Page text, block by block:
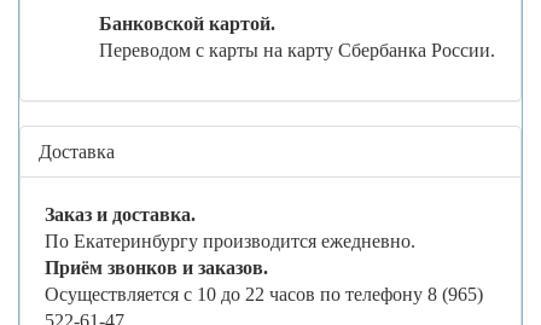
Банковской картой.
Переводом с карты на карту Сбербанка России.
Доставка
Заказ и доставка.
По Екатеринбургу производится ежедневно.
Приём звонков и заказов.
Осуществляется с 10 до 22 часов по телефону 8 (965)
522-61-47